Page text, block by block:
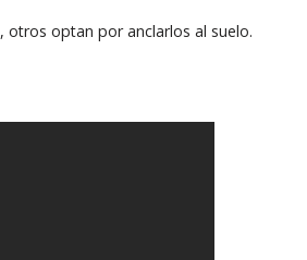
otros optan por anclarlos al suelo.